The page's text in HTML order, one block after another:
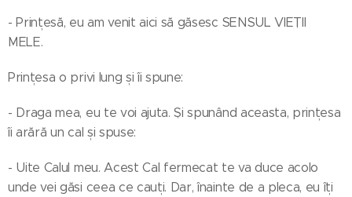
- Prințesă, eu am venit aici să găsesc SENSUL VIEȚII
MELE.
Prințesa o privi lung și îi spune:
- Draga mea, eu te voi ajuta. Și spunând aceasta, prințesa
îi arără un cal și spuse:
- Uite Calul meu. Acest Cal fermecat te va duce acolo
unde vei găsi ceea ce cauți. Dar, înainte de a pleca, eu îți